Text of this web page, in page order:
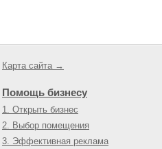
Карта сайта →
Помощь бизнесу
1. Открыть бизнес
2. Выбор помещения
3. Эффективная реклама